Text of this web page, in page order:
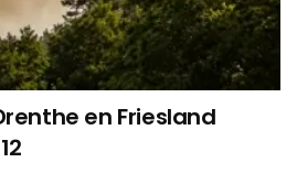
en Friesland